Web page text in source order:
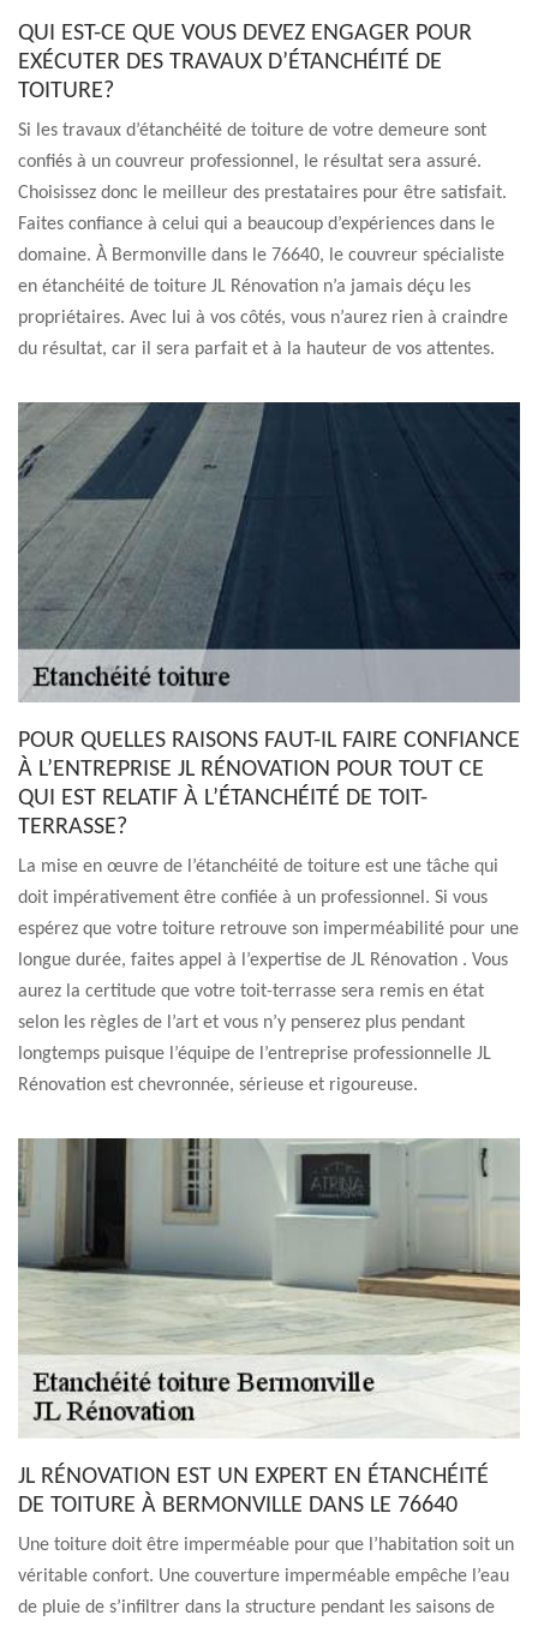
QUI EST-CE QUE VOUS DEVEZ ENGAGER POUR
EXÉCUTER DES TRAVAUX D’ÉTANCHÉITÉ DE
TOITURE?
Si les travaux d’étanchéité de toiture de votre demeure sont
confiés à un couvreur professionnel, le résultat sera assuré.
Choisissez donc le meilleur des prestataires pour être satisfait.
Faites confiance à celui qui a beaucoup d’expériences dans le
domaine. À Bermonville dans le 76640, le couvreur spécialiste
en étanchéité de toiture JL Rénovation n’a jamais déçu les
propriétaires. Avec lui à vos côtés, vous n’aurez rien à craindre
du résultat, car il sera parfait et à la hauteur de vos attentes.
POUR QUELLES RAISONS FAUT-IL FAIRE CONFIANCE
À L’ENTREPRISE JL RÉNOVATION POUR TOUT CE
QUI EST RELATIF À L’ÉTANCHÉITÉ DE TOIT-
TERRASSE?
La mise en œuvre de l’étanchéité de toiture est une tâche qui
doit impérativement être confiée à un professionnel. Si vous
espérez que votre toiture retrouve son imperméabilité pour une
longue durée, faites appel à l’expertise de JL Rénovation . Vous
aurez la certitude que votre toit-terrasse sera remis en état
selon les règles de l’art et vous n’y penserez plus pendant
longtemps puisque l’équipe de l’entreprise professionnelle JL
Rénovation est chevronnée, sérieuse et rigoureuse.
JL RÉNOVATION EST UN EXPERT EN ÉTANCHÉITÉ
DE TOITURE À BERMONVILLE DANS LE 76640
Une toiture doit être imperméable pour que l’habitation soit un
véritable confort. Une couverture imperméable empêche l’eau
de pluie de s’infiltrer dans la structure pendant les saisons de